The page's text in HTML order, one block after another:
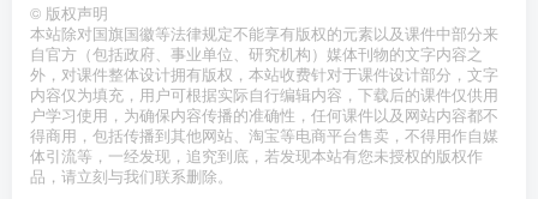
© 版权声明
本站除对国旗国徽等法律规定不能享有版权的元素以及课件中部分来
自官方（包括政府、事业单位、研究机构）媒体刊物的文字内容之
外，对课件整体设计拥有版权，本站收费针对于课件设计部分，文字
内容仅为填充，用户可根据实际自行编辑内容，下载后的课件仅供用
户学习使用，为确保内容传播的准确性，任何课件以及网站内容都不
得商用，包括传播到其他网站、淘宝等电商平台售卖，不得用作自媒
体引流等，一经发现，追究到底，若发现本站有您未授权的版权作
品，请立刻与我们联系删除。